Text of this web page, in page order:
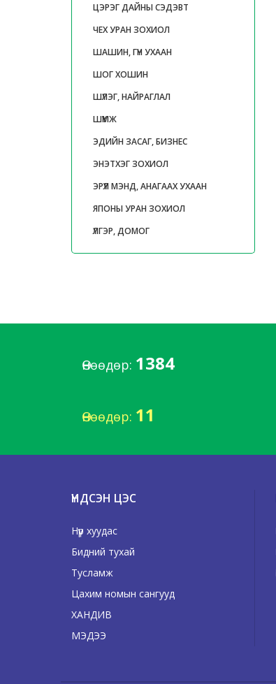
ЦЭРЭГ ДАЙНЫ СЭДЭВТ
ЧЕХ УРАН ЗОХИОЛ
ШАШИН, ГҮН УХААН
ШОГ ХОШИН
ШҮЛЭГ, НАЙРАГЛАЛ
ШҮҮМЖ
ЭДИЙН ЗАСАГ, БИЗНЕС
ЭНЭТХЭГ ЗОХИОЛ
ЭРҮҮЛ МЭНД, АНАГААХ УХААН
ЯПОНЫ УРАН ЗОХИОЛ
ҮЛГЭР, ДОМОГ
Өнөөдөр: 1384
Өнөөдөр: 11
ҮНДСЭН ЦЭС
Нүүр хуудас
Бидний тухай
Тусламж
Цахим номын сангууд
ХАНДИВ
МЭДЭЭ